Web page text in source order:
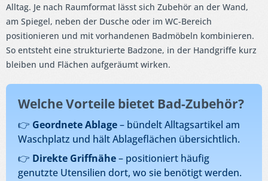
Alltag. Je nach Raumformat lässt sich Zubehör an der Wand,
am Spiegel, neben der Dusche oder im WC-Bereich
positionieren und mit vorhandenen Badmöbeln kombinieren.
So entsteht eine strukturierte Badzone, in der Handgriffe kurz
bleiben und Flächen aufgeräumt wirken.
Welche Vorteile bietet Bad-Zubehör?
👉 Geordnete Ablage– bündelt Alltagsartikel am
Waschplatz und hält Ablageflächen übersichtlich.
👉 Direkte Griffnähe– positioniert häufig
genutzte Utensilien dort, wo sie benötigt werden.